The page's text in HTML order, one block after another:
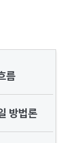
름
방법론